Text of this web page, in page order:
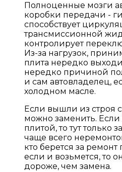
Полноценные мозги
коробки передачи -
способствует
трансмиссионной
контролирует
Из-за нагрузок,
плита нередко
нередко причиной
и сам автовладелец,
холодном масле.
Если вышли из строя
можно заменить.
плитой, то тут только
чаще всего
кто берется за
если и возьмется, то
дороже, чем замена.